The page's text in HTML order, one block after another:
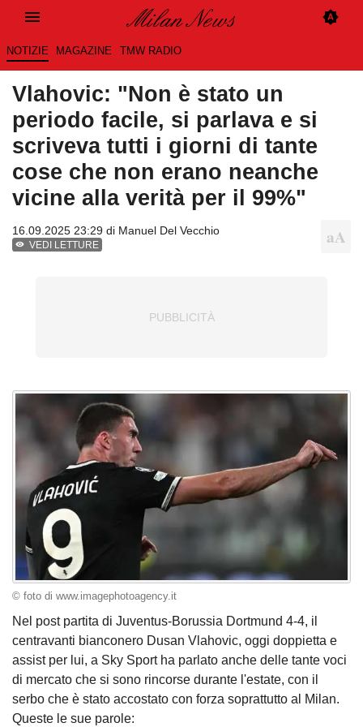
NOTIZIE MAGAZINE TMW RADIO
Vlahovic: "Non è stato un
periodo facile, si parlava e si
scriveva tutti i giorni di tante
cose che non erano neanche
vicine alla verità per il 99%"
16.09.2025 23:29 di Manuel Del Vecchio
VEDI LETTURE
© foto di www.imagephotoagency.it
Nel post partita di Juventus-Borussia Dortmund 4-4, il
centravanti bianconero Dusan Vlahovic, oggi doppietta e
assist per lui, a Sky Sport ha parlato anche delle tante voci
di mercato che si sono rincorse durante l'estate, con il
serbo che è stato accostato con forza soprattutto al Milan.
Queste le sue parole: